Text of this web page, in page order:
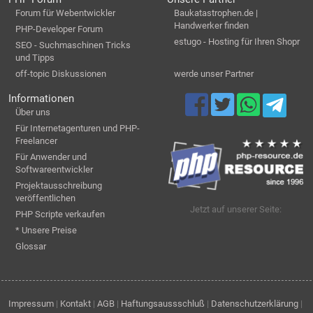
Forum für Webentwickler
PHP-Developer Forum
SEO - Suchmaschinen Tricks
und Tipps
off-topic Diskussionen
Baukatastrophen.de |
Handwerker finden
estugo - Hosting für Ihren Shopr
werde unser Partner
Informationen
Über uns
Für Internetagenturen und PHP-
Freelancer
Für Anwender und
Softwareentwickler
Projektausschreibung
veröffentlichen
PHP Scripte verkaufen
* Unsere Preise
Glossar
Jetzt auf unserer Seite:
Impressum | Kontakt | AGB | Haftungsaussschluß | Datenschutzerklärung |